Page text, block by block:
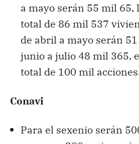
a mayo serán 55 mil 65,
total de 86 mil 537
de abril a mayo serán
junio a julio 48 mil 365,
total de 100 mil
Conavi
Para el sexenio serán